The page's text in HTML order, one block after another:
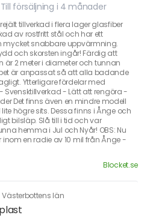
Till försäljning i 4 månader
tillverkad i flera lager glasfiber
av rostfritt stål och har ett
mycket snabbare uppvärmning.
och skorsten ingår! Färdig att
2 meter i diameter och tunnan
är anpassat så att alla badande
Ytterligare fördelar med
- Lätt att rengöra -
Det finns även en mindre modell
högre sits. Dessa finns i Ånge och
bilsläp. Slå till i tid och var
hemma i Jul och Nyår! OBS: Nu
inom en radie av 10 mil från Ånge -
Blocket.se
Västerbottens län